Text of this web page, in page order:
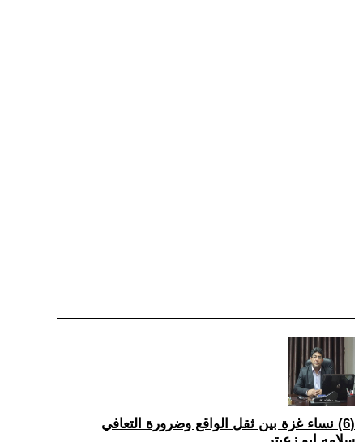
(6) نساء غزة بين ثقل الواقع وضرورة التعافي